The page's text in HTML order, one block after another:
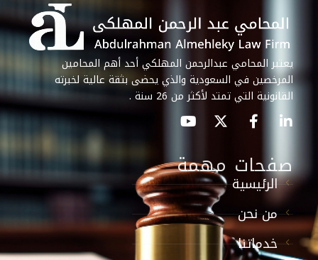
يعتبر المحامي عبدالرحمن المهلكي أحد أهم المحامين
المرخصين في السعودية والذي يحضى بثقة عالية لخبرته
القانونية التي تمتد لأكثر من 26 سنة .
صفحات مهمة
الرئيسية
من نحن
خدماتنا